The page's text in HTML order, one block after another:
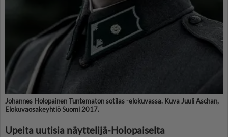
Johannes Holopainen Tuntematon sotilas -elokuvassa. Kuva Juuli Aschan,
Elokuvaosakeyhtiö Suomi 2017.
Upeita uutisia näyttelijä-Holopaiselta